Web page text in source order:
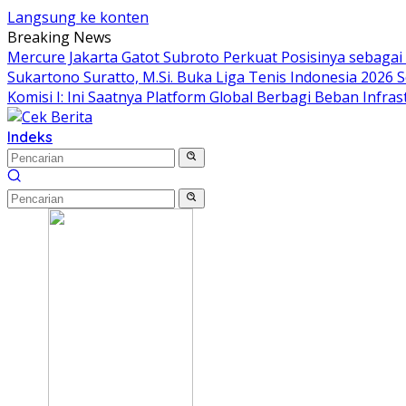
Langsung ke konten
Breaking News
Mercure Jakarta Gatot Subroto Perkuat Posisinya
Sukartono Suratto, M.Si. Buka Liga Tenis Indonesia 2026
Komisi I: Ini Saatnya Platform Global Berbagi Beban
Indeks